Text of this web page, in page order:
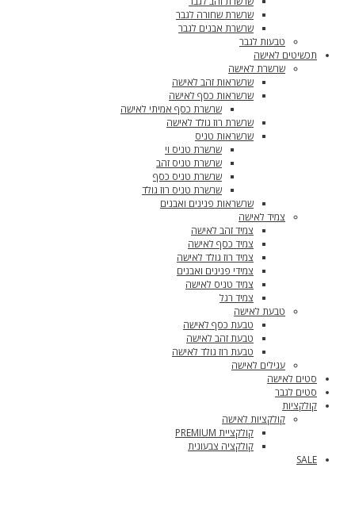
שרשרת שחורה לגבר
שרשרת אבנים לגבר
טבעות לגבר
תכשיטים לאישה
שרשרת לאישה
שרשראות זהב לאישה
שרשראות כסף לאישה
שרשרת כסף אמיתי לאישה
שרשרת רוז גולד לאישה
שרשראות טניס
שרשרת טניס וי
שרשרת טניס זהב
שרשרת טניס כסף
שרשרת טניס רוז גולד
שרשראות פנינים ואבנים
צמיד לאישה
צמיד זהב לאישה
צמיד כסף לאישה
צמיד רוז גולד לאישה
צמידי פנינים ואבנים
צמיד טניס לאישה
צמיד רגל
טבעת לאישה
טבעת כסף לאישה
טבעת זהב לאישה
טבעת רוז גולד לאישה
עגילים לאישה
סטים לאישה
סטים לגבר
קולקציות
קולקציות לאישה
קולקציית PREMIUM
קולקציה צבעונית
SALE